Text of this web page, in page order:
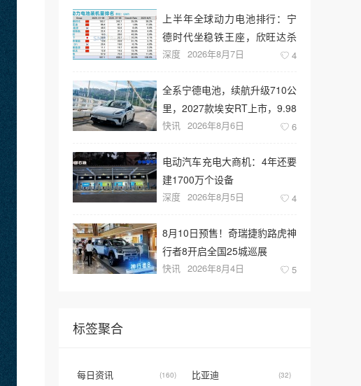
上半年全球动力电池排行：宁
德时代坐稳铁王座，欣旺达杀
回前十
深度 2026年8月7日 4
全系宁德电池，续航升级710公
里，2027款埃安RT上市，9.98
万元起售
快讯 2026年8月6日 6
电动汽车充电大商机：4年还要
建1700万个设备
深度 2026年8月5日 4
8月10日预售！奇瑞捷豹路虎神
行者8开启全国25城巡展
快讯 2026年8月4日 5
标签聚合
每日资讯 (160) 比亚迪 (32)